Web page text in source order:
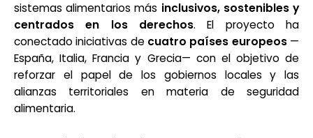
sistemas alimentarios más inclusivos, sostenibles y
centrados en los derechos. El proyecto ha
conectado iniciativas de cuatro países europeos—
España, Italia, Francia y Grecia— con el objetivo de
reforzar el papel de los gobiernos locales y las
alianzas territoriales en materia de seguridad
alimentaria.